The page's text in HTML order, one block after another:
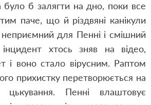
було б залягти на дно, поки все
паче, що й різдвяні канікули
для Пенні і смішний
хтось зняв на відео,
і воно стало вірусним. Раптом
прихистку перетворюється на
Пенні влаштовує